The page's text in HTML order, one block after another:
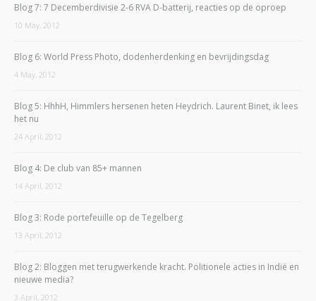
Blog 7: 7 Decemberdivisie 2-6 RVA D-batterij, reacties op de oproep
10 May, 2012
Blog 6: World Press Photo, dodenherdenking en bevrijdingsdag
4 May, 2012
Blog 5: HhhH, Himmlers hersenen heten Heydrich. Laurent Binet, ik lees
het nu
24 April, 2012
Blog 4: De club van 85+ mannen
14 April, 2012
Blog 3: Rode portefeuille op de Tegelberg
13 April, 2012
Blog 2: Bloggen met terugwerkende kracht. Politionele acties in Indië en
nieuwe media?
3 April, 2012